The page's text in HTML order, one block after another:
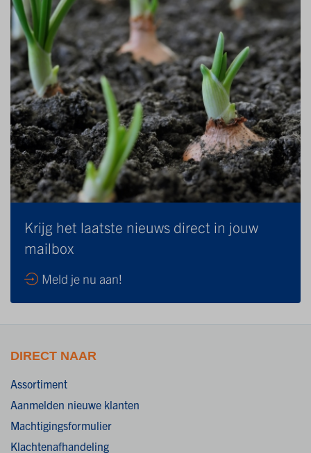
Krijg het laatste nieuws direct in jouw
mailbox
Meld je nu aan!
DIRECT NAAR
Assortiment
Aanmelden nieuwe klanten
Machtigingsformulier
Klachtenafhandeling